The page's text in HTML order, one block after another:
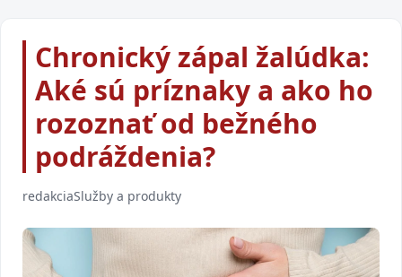
Chronický zápal žalúdka:
Aké sú príznaky a ako ho
rozoznať od bežného
podráždenia?
redakciaSlužby a produkty